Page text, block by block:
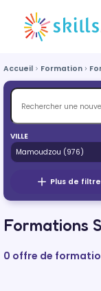
Accueil Formation
VILLE
Plus de
Formations
0 offre de